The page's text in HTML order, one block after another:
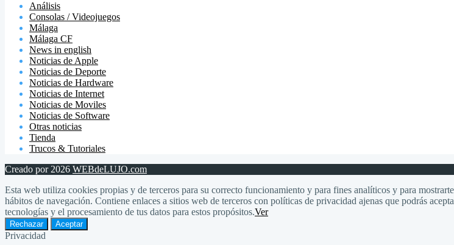
Análisis
Consolas / Videojuegos
Málaga
Málaga CF
News in english
Noticias de Apple
Noticias de Deporte
Noticias de Hardware
Noticias de Internet
Noticias de Moviles
Noticias de Software
Otras noticias
Tienda
Trucos & Tutoriales
Creado por 2026 WEBdeLUJO.com
Esta web utiliza cookies propias y de terceros para su correcto funcionamiento y para fines analíticos y para
hábitos de navegación. Contiene enlaces a sitios web de terceros con políticas de privacidad ajenas que podrás
tecnologías y el procesamiento de tus datos para estos propósitos.Ver
Rechazar Aceptar
Privacidad